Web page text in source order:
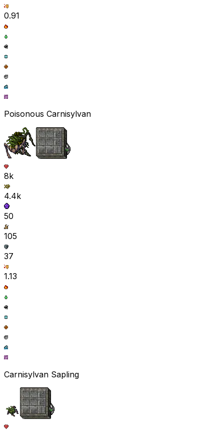
0.91
Poisonous Carnisylvan
8k
4.4k
50
105
37
1.13
Carnisylvan Sapling